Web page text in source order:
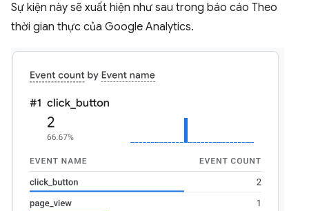
Sự kiện này sẽ xuất hiện như sau trong báo cáo Theo
thời gian thực của Google Analytics.